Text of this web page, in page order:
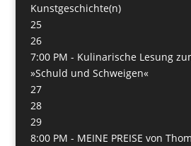
Kunstgeschichte(n)
25
26
7:00 PM - Kulinarische Lesung
»Schuld und Schweigen«
27
28
29
8:00 PM - MEINE PREISE von